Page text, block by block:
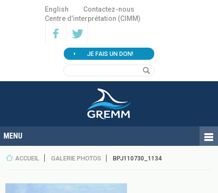
English
Contactez-nous
Centre d’interprétation (CIMM)
JE FAIS UN DON!
ACCUEIL GALERIE PHOTOS BPJ110730_1134